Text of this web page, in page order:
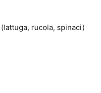
rucola, spinaci)